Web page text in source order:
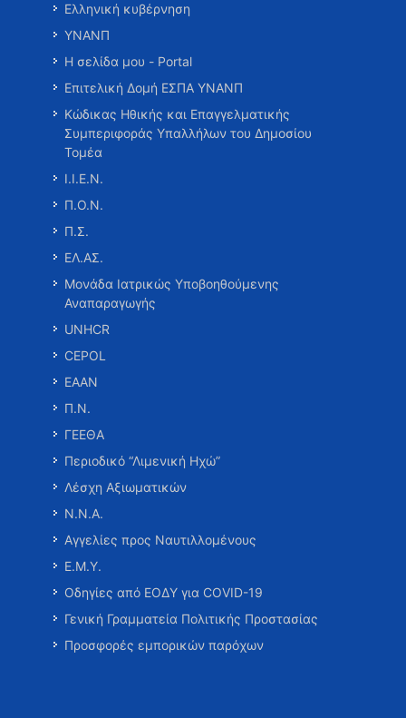
Ελληνική κυβέρνηση
ΥΝΑΝΠ
Η σελίδα μου - Portal
Επιτελική Δομή ΕΣΠΑ ΥΝΑΝΠ
Κώδικας Ηθικής και Επαγγελματικής
Συμπεριφοράς Υπαλλήλων του Δημοσίου
Τομέα
Ι.Ι.Ε.Ν.
Π.Ο.Ν.
Π.Σ.
ΕΛ.ΑΣ.
Μονάδα Ιατρικώς Υποβοηθούμενης
Αναπαραγωγής
UNHCR
CEPOL
ΕΑΑΝ
Π.Ν.
ΓΕΕΘΑ
Περιοδικό “Λιμενική Ηχώ”
Λέσχη Αξιωματικών
Ν.Ν.Α.
Αγγελίες προς Ναυτιλλομένους
Ε.Μ.Υ.
Οδηγίες από ΕΟΔΥ για COVID-19
Γενική Γραμματεία Πολιτικής Προστασίας
Προσφορές εμπορικών παρόχων